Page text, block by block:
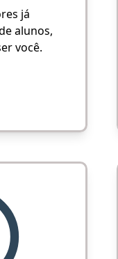
já
alunos,
você.